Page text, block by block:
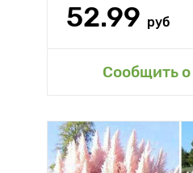
52.99 руб
Сообщить